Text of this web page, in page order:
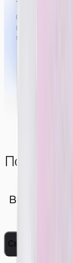
Список
в привате,
можно
Получи
вебкам-
Связаться с нами